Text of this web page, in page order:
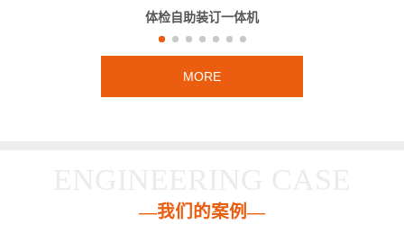
体检自助装订一体机
MORE
—我们的案例—